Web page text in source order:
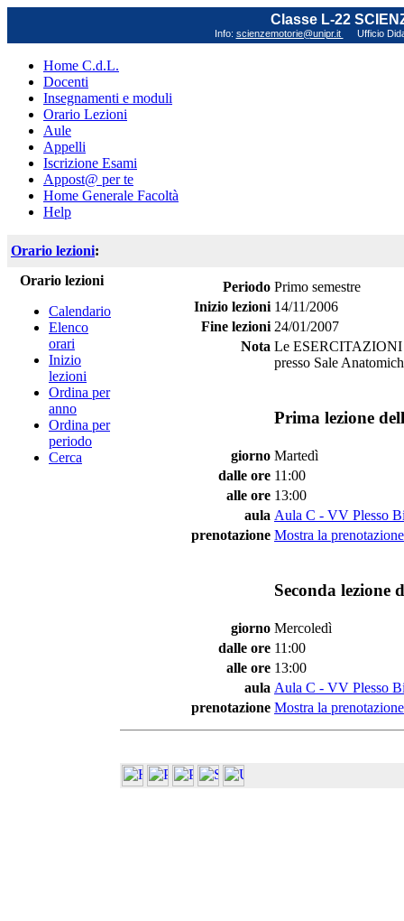
Classe L-22
Info: scienzemotorie@unipr.it Ufficio
Home C.d.L.
Docenti
Insegnamenti e moduli
Orario Lezioni
Aule
Appelli
Iscrizione Esami
Appost@ per te
Home Generale Facoltà
Help
Orario lezioni:
Orario lezioni
Calendario
Elenco
orari
Inizio
lezioni
Ordina per
anno
Ordina per
periodo
Cerca
Periodo Primo semestre
Inizio lezioni 14/11/2006
Fine lezioni 24/01/2007
Nota Le ESERCITAZIONI
presso Sale
Prima lezione
giorno Martedì
dalle ore 11:00
alle ore 13:00
aula Aula C - VV Plesso
prenotazione Mostra la
Seconda lezione
giorno Mercoledì
dalle ore 11:00
alle ore 13:00
aula Aula C - VV Plesso
prenotazione Mostra la